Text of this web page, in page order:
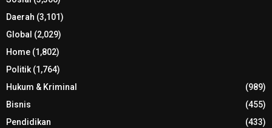
Daerah (3,101)
Global (2,029)
Home (1,802)
Politik(1,764)
Hukum & Kriminal
(989)
Bisnis
(455)
Pendidikan
(433)